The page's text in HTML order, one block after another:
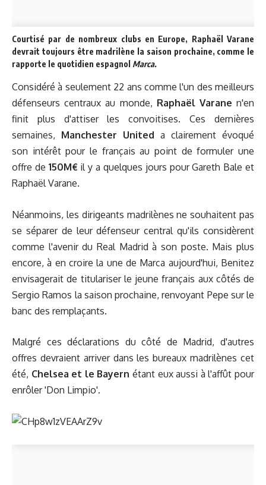
Courtisé par de nombreux clubs en Europe, Raphaël Varane
devrait toujours être madrilène la saison prochaine, comme le
rapporte le quotidien espagnol Marca.
Considéré à seulement 22 ans comme l'un des meilleurs
défenseurs centraux au monde, Raphaël Varane n'en
finit plus d'attiser les convoitises. Ces dernières
semaines, Manchester United a clairement évoqué
son intérêt pour le français au point de formuler une
offre de 150M€ il y a quelques jours pour Gareth Bale et
Raphaël Varane.
Néanmoins, les dirigeants madrilènes ne souhaitent pas
se séparer de leur défenseur central qu'ils considèrent
comme l'avenir du Real Madrid à son poste. Mais plus
encore, à en croire la une de Marca aujourd'hui, Benitez
envisagerait de titulariser le jeune français aux côtés de
Sergio Ramos la saison prochaine, renvoyant Pepe sur le
banc des remplaçants.
Malgré ces déclarations du côté de Madrid, d'autres
offres devraient arriver dans les bureaux madrilènes cet
été, Chelsea et le Bayern étant eux aussi à l'affût pour
enrôler 'Don Limpio'.